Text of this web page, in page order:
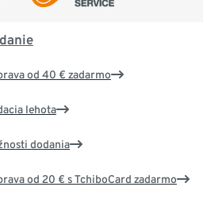
od 40 € zadarmo
lehota
dodania
od 20 € s TchiboCard zadarmo